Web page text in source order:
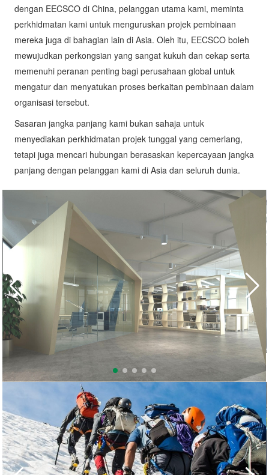
dengan EECSCO di China, pelanggan utama kami, meminta
perkhidmatan kami untuk menguruskan projek pembinaan
mereka juga di bahagian lain di Asia. Oleh itu, EECSCO boleh
mewujudkan perkongsian yang sangat kukuh dan cekap serta
memenuhi peranan penting bagi perusahaan global untuk
mengatur dan menyatukan proses berkaitan pembinaan dalam
organisasi tersebut.
Sasaran jangka panjang kami bukan sahaja untuk
menyediakan perkhidmatan projek tunggal yang cemerlang,
tetapi juga mencari hubungan berasaskan kepercayaan jangka
panjang dengan pelanggan kami di Asia dan seluruh dunia.